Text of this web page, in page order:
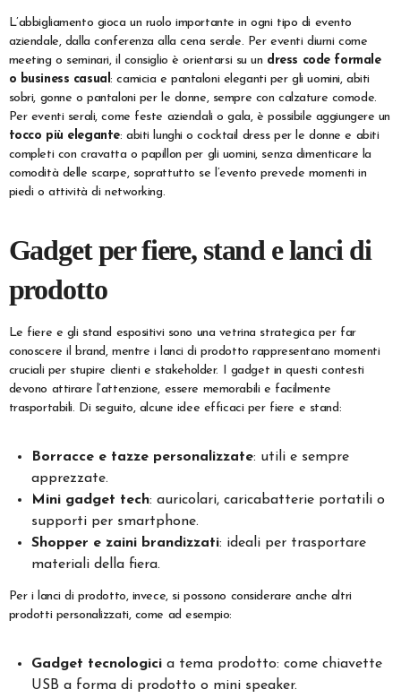
L’abbigliamento gioca un ruolo importante in ogni tipo di evento
aziendale, dalla conferenza alla cena serale. Per eventi diurni come
meeting o seminari, il consiglio è orientarsi su un dress code formale
o business casual: camicia e pantaloni eleganti per gli uomini, abiti
sobri, gonne o pantaloni per le donne, sempre con calzature comode.
Per eventi serali, come feste aziendali o gala, è possibile aggiungere un
tocco più elegante: abiti lunghi o cocktail dress per le donne e abiti
completi con cravatta o papillon per gli uomini, senza dimenticare la
comodità delle scarpe, soprattutto se l’evento prevede momenti in
piedi o attività di networking.
Gadget per fiere, stand e lanci di
prodotto
Le fiere e gli stand espositivi sono una vetrina strategica per far
conoscere il brand, mentre i lanci di prodotto rappresentano momenti
cruciali per stupire clienti e stakeholder. I gadget in questi contesti
devono attirare l’attenzione, essere memorabili e facilmente
trasportabili. Di seguito, alcune idee efficaci per fiere e stand:
Borracce e tazze personalizzate: utili e sempre
apprezzate.
Mini gadget tech: auricolari, caricabatterie portatili o
supporti per smartphone.
Shopper e zaini brandizzati: ideali per trasportare
materiali della fiera.
Per i lanci di prodotto, invece, si possono considerare anche altri
prodotti personalizzati, come ad esempio:
Gadget tecnologici a tema prodotto: come chiavette
USB a forma di prodotto o mini speaker.